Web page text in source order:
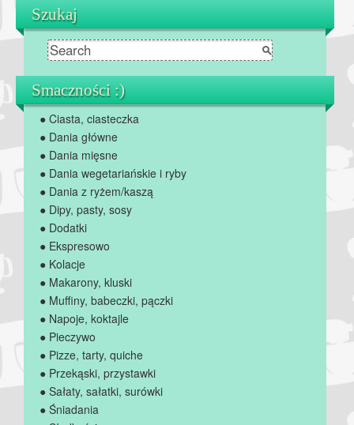
Szukaj
Smaczności :)
● Ciasta, ciasteczka
● Dania główne
● Dania mięsne
● Dania wegetariańskie i ryby
● Dania z ryżem/kaszą
● Dipy, pasty, sosy
● Dodatki
● Ekspresowo
● Kolacje
● Makarony, kluski
● Muffiny, babeczki, pączki
● Napoje, koktajle
● Pieczywo
● Pizze, tarty, quiche
● Przekąski, przystawki
● Sałaty, sałatki, surówki
● Śniadania